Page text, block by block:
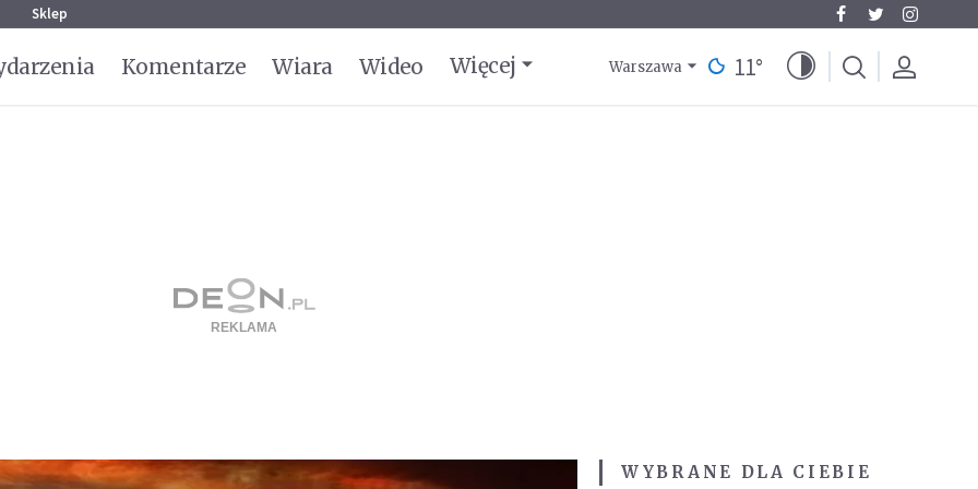
Sklep
Komentarze Wiara Wideo Więcej Warszawa 11°
WYBRANE DLA CIEBIE